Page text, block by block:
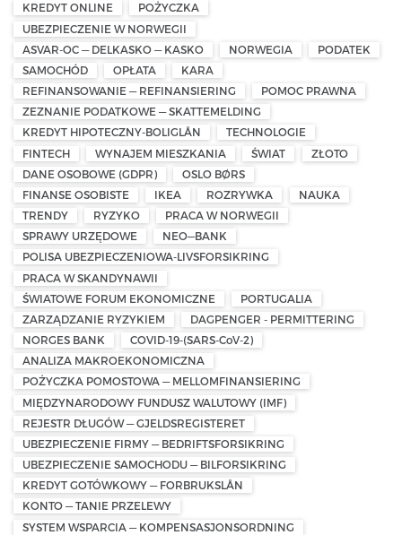
KREDYT ONLINE
POŻYCZKA
UBEZPIECZENIE W NORWEGII
ASVAR-OC — DELKASKO — KASKO
NORWEGIA
PODATEK
SAMOCHÓD
OPŁATA
KARA
REFINANSOWANIE — REFINANSIERING
POMOC PRAWNA
ZEZNANIE PODATKOWE — SKATTEMELDING
KREDYT HIPOTECZNY-BOLIGLÅN
TECHNOLOGIE
FINTECH
WYNAJEM MIESZKANIA ŚWIAT
ZŁOTO
DANE OSOBOWE (GDPR)
OSLO BØRS
FINANSE OSOBISTE
IKEA ROZRYWKA
NAUKA
TRENDY
RYZYKO
PRACA W NORWEGII
SPRAWY URZĘDOWE
NEO—BANK
POLISA UBEZPIECZENIOWA-LIVSFORSIKRING
PRACA W SKANDYNAWII
ŚWIATOWE FORUM EKONOMICZNE
PORTUGALIA
ZARZĄDZANIE RYZYKIEM
DAGPENGER - PERMITTERING
NORGES BANK
COVID-19-(SARS-CoV-2)
ANALIZA MAKROEKONOMICZNA
POŻYCZKA POMOSTOWA — MELLOMFINANSIERING
MIĘDZYNARODOWY FUNDUSZ WALUTOWY (IMF)
REJESTR DŁUGÓW — GJELDSREGISTERET
UBEZPIECZENIE FIRMY — BEDRIFTSFORSIKRING
UBEZPIECZENIE SAMOCHODU — BILFORSIKRING
KREDYT GOTÓWKOWY — FORBRUKSLÅN
KONTO — TANIE PRZELEWY
SYSTEM WSPARCIA — KOMPENSASJONSORDNING